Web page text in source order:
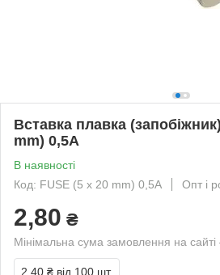
Вставка плавка
mm) 0,5A
В наявності
Код: FUSE (5 x 20 mm) 0,5A
Опт і
2,80 ₴
Мінімальна сума замовлення на
2,40 ₴ від 100 шт.